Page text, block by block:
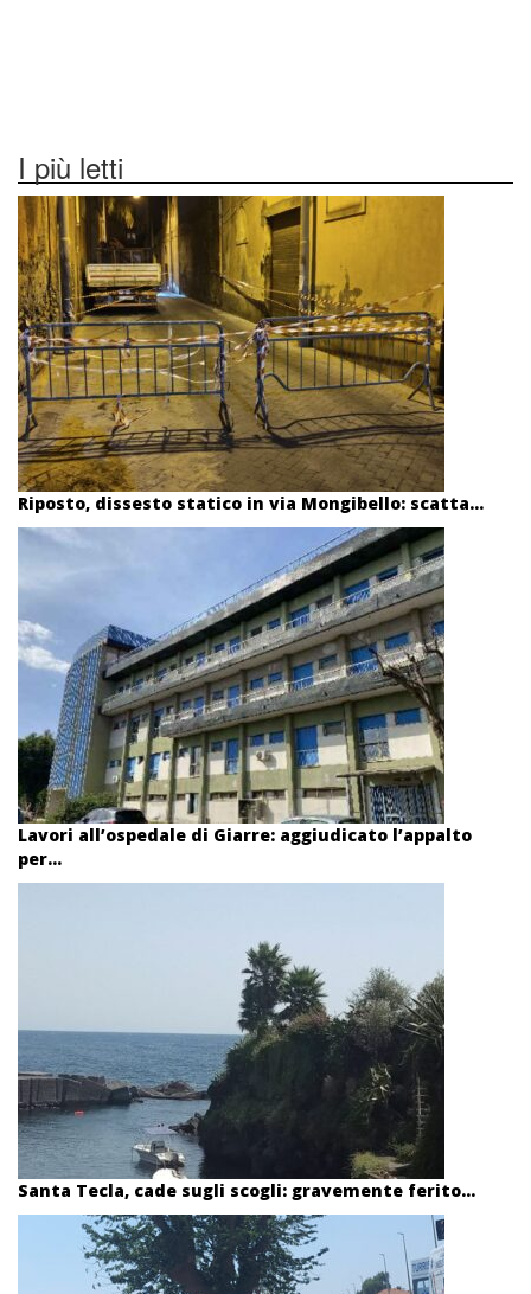
I più letti
Riposto, dissesto statico in via Mongibello: scatta...
Lavori all’ospedale di Giarre: aggiudicato l’appalto
per...
Santa Tecla, cade sugli scogli: gravemente ferito...